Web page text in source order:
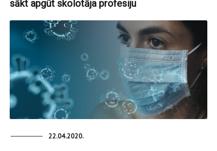
sākt apgūt skolotāja profesiju
22.04.2020.